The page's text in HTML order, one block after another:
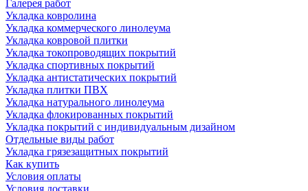
Галерея работ
Укладка ковролина
Укладка коммерческого линолеума
Укладка ковровой плитки
Укладка токопроводящих покрытий
Укладка спортивных покрытий
Укладка антистатических покрытий
Укладка плитки ПВХ
Укладка натурального линолеума
Укладка флокированных покрытий
Укладка покрытий с индивидуальным дизайном
Отдельные виды работ
Укладка грязезащитных покрытий
Как купить
Условия оплаты
Условия доставки